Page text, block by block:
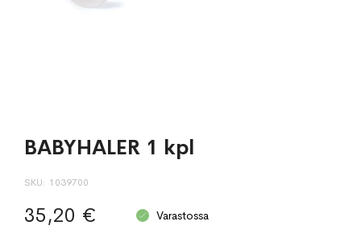
BABYHALER 1 kpl
SKU 1039700
35,20 € Varastossa